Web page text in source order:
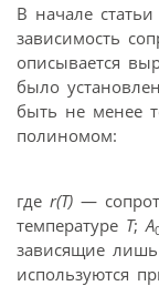
В начале
зависимость
описывается
было
быть не менее
полиномом:
где r(T) —
температуре Т; А
зависящие
используются